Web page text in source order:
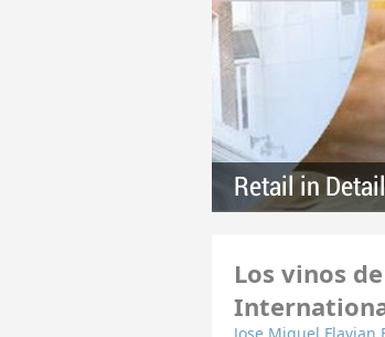
Retail in Detail
Los vinos